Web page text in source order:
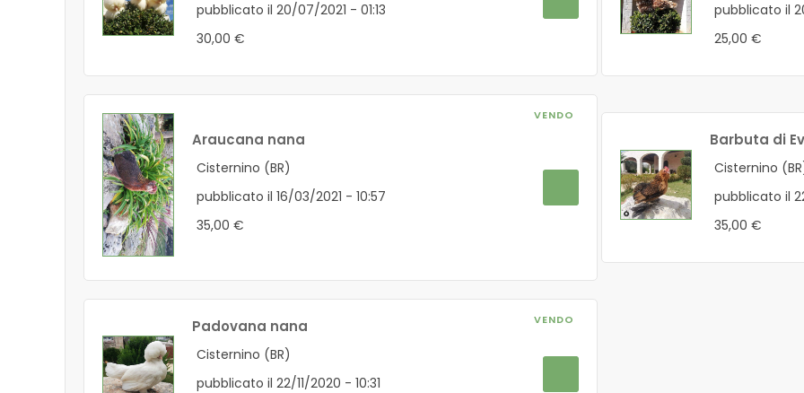
pubblicato il 20/07/2021 - 01:13
30,00 €
pubblicato il
25,00 €
VENDO
Araucana nana
Cisternino (BR)
pubblicato il 16/03/2021 - 10:57
35,00 €
Barbuta di
Cisternino
pubblicato il
35,00 €
VENDO
Padovana nana
Cisternino (BR)
pubblicato il 22/11/2020 - 10:31